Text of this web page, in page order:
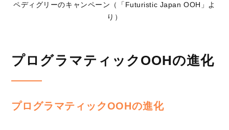
ペディグリーのキャンペーン（「Futuristic Japan OOH」よ
り）
プログラマティックOOHの進化
プログラマティックOOHの進化